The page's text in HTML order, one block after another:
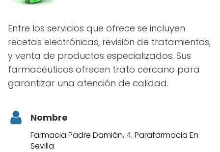
Entre los servicios que ofrece se incluyen
recetas electrónicas, revisión de tratamientos,
y venta de productos especializados. Sus
farmacéuticos ofrecen trato cercano para
garantizar una atención de calidad.
Nombre
Farmacia Padre Damián, 4. Parafarmacia En
Sevilla